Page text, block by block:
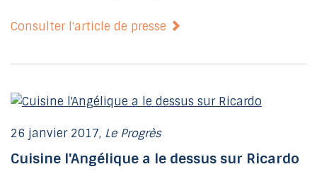
Consulter l'article de presse
26 janvier 2017, Le Progrès
Cuisine l'Angélique a le dessus sur Ricardo